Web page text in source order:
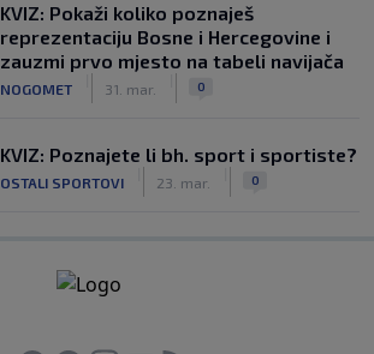
KVIZ: Pokaži koliko poznaješ
reprezentaciju Bosne i Hercegovine i
zauzmi prvo mjesto na tabeli navijača
NOGOMET 31. mar. 0
KVIZ: Poznajete li bh. sport i sportiste?
OSTALI SPORTOVI 23. mar. 0